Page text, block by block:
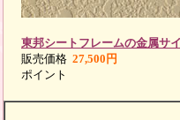
東邦シートフレームの金属サ
販売価格 27,500円
ポイント